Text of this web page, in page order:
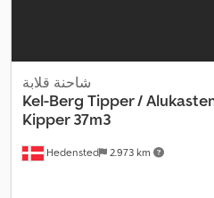
Hedensted 2.973 km
شاحنة قلابة
Kel-Berg Tipper /
Kipper 37m3